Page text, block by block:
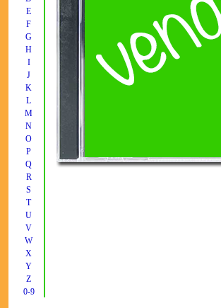
E
F
G
H
I
J
K
L
M
N
O
P
Q
R
S
T
U
V
W
X
Y
Z
0-9